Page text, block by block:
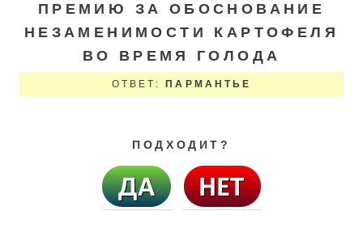
ПРЕМИЮ ЗА ОБОСНОВАНИЕ
НЕЗАМЕНИМОСТИ КАРТОФЕЛЯ
ВО ВРЕМЯ ГОЛОДА
ОТВЕТ: ПАРМАНТЬЕ
ПОДХОДИТ?